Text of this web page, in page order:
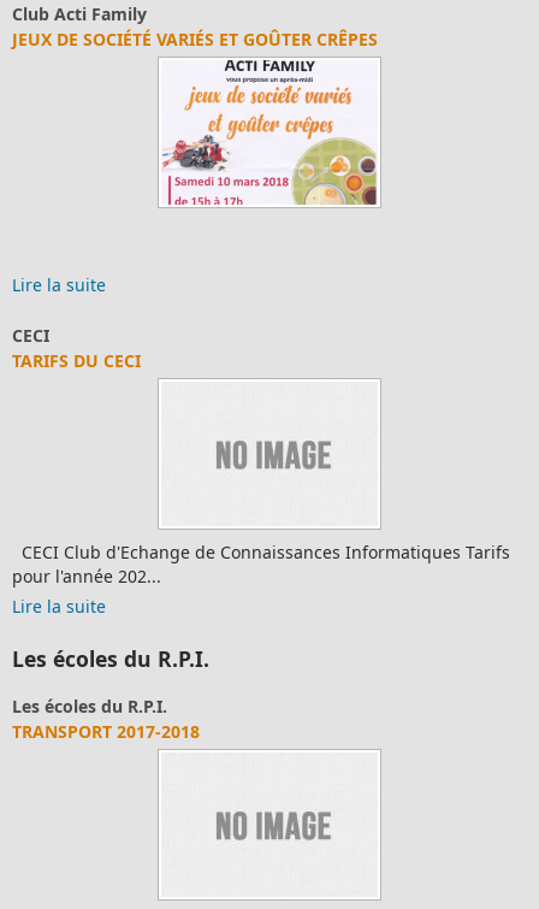
Club Acti Family
JEUX DE SOCIÉTÉ VARIÉS ET GOÛTER CRÊPES
Lire la suite
CECI
TARIFS DU CECI
CECI Club d'Echange de Connaissances Informatiques Tarifs
pour l'année 202...
Lire la suite
Les écoles du R.P.I.
Les écoles du R.P.I.
TRANSPORT 2017-2018